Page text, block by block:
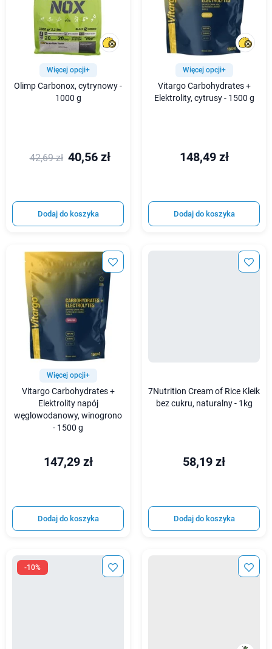
Więcej opcji+
Olimp Carbonox, cytrynowy -
1000 g
42,69 zł 40,56 zł
Dodaj do koszyka
Więcej opcji+
Vitargo Carbohydrates +
Elektrolity, cytrusy - 1500 g
148,49 zł
Dodaj do koszyka
Więcej opcji+
Vitargo Carbohydrates +
Elektrolity napój
węglowodanowy, winogrono
- 1500 g
147,29 zł
Dodaj do koszyka
7Nutrition Cream of Rice Kleik
bez cukru, naturalny - 1kg
58,19 zł
Dodaj do koszyka
-10%